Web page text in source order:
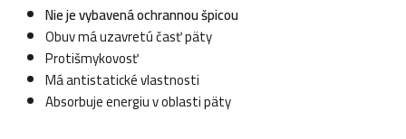
Nie je vybavená ochrannou špicou
Obuv má uzavretú časť päty
Protišmykovosť
Má antistatické vlastnosti
Absorbuje energiu v oblasti päty